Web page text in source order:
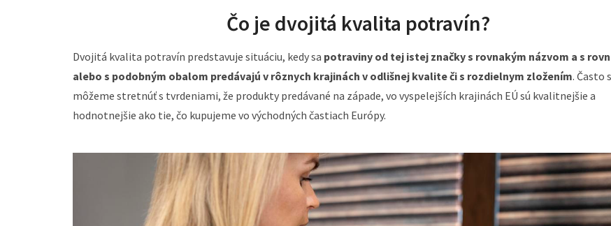
Čo je dvojitá kvalita potravín?
Dvojitá kvalita potravín predstavuje situáciu, kedy sa potraviny od tej istej značky s rovnakým názvom a s
alebo s podobným obalom predávajú v rôznych krajinách v odlišnej kvalite či s rozdielnym zložením. Často
môžeme stretnúť s tvrdeniami, že produkty predávané na západe, vo vyspelejších krajinách EÚ sú kvalitnejšie a
hodnotnejšie ako tie, čo kupujeme vo východných častiach Európy.